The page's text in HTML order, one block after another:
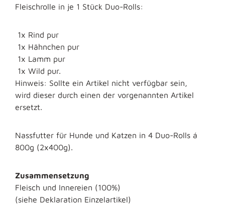
Fleischrolle in je 1 Stück Duo-Rolls:
1x Rind pur
1x Hähnchen pur
1x Lamm pur
1x Wild pur.
Hinweis: Sollte ein Artikel nicht verfügbar sein,
wird dieser durch einen der vorgenannten Artikel
ersetzt.
Nassfutter für Hunde und Katzen in 4 Duo-Rolls á
800g (2x400g).
Zusammensetzung
Fleisch und Innereien (100%)
(siehe Deklaration Einzelartikel)